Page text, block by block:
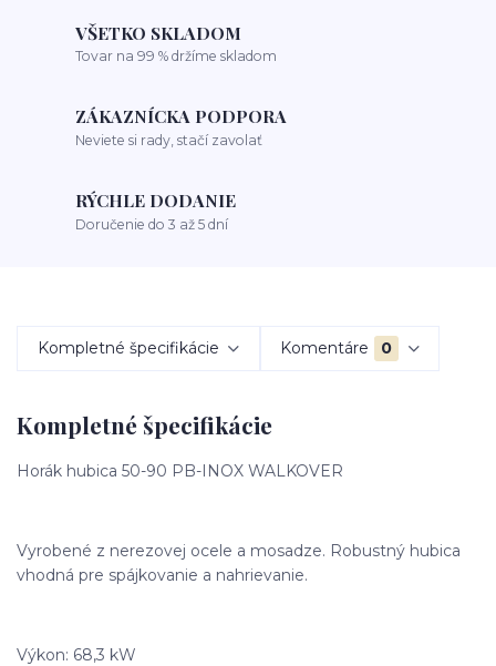
VŠETKO SKLADOM
Tovar na 99 % držíme skladom
ZÁKAZNÍCKA PODPORA
Neviete si rady, stačí zavolať
RÝCHLE DODANIE
Doručenie do 3 až 5 dní
Kompletné špecifikácie Komentáre 0
Kompletné špecifikácie
Horák hubica 50-90 PB-INOX WALKOVER
Vyrobené z nerezovej ocele a mosadze. Robustný hubica
vhodná pre spájkovanie a nahrievanie.
Výkon: 68,3 kW